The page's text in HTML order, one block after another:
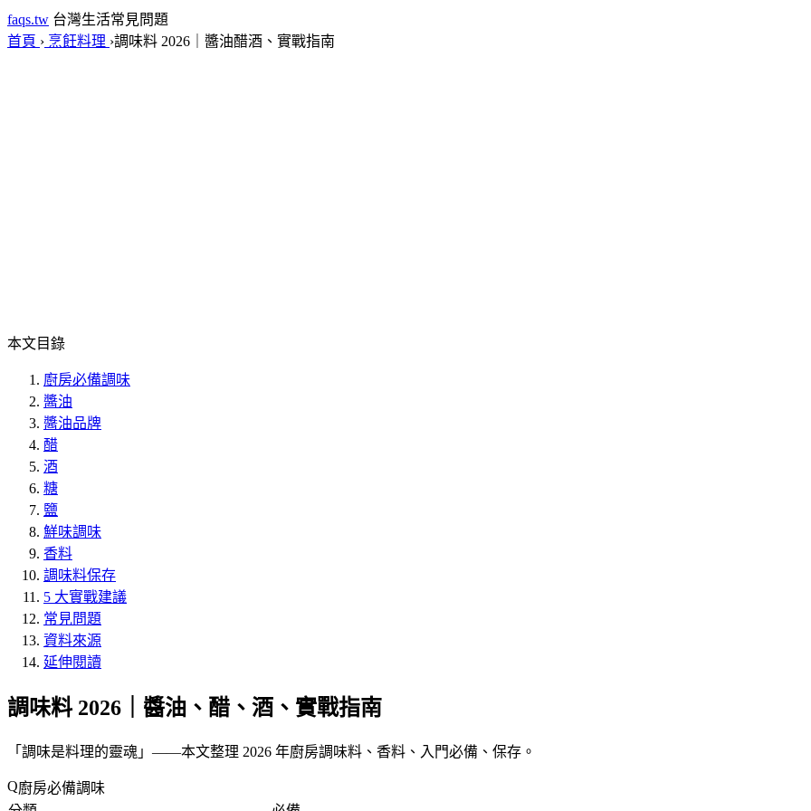
faqs.tw 台灣生活常見問題
首頁 › 烹飪料理 ›調味料 2026｜醬油醋酒、實戰指南
本文目錄
廚房必備調味
醬油
醬油品牌
醋
酒
糖
鹽
鮮味調味
香料
調味料保存
5 大實戰建議
常見問題
資料來源
延伸閱讀
調味料 2026｜醬油、醋、酒、實戰指南
「 調味是料理的靈魂 」——本文整理 2026 年廚房調味料、香料、入門必備、保存。
廚房必備調味